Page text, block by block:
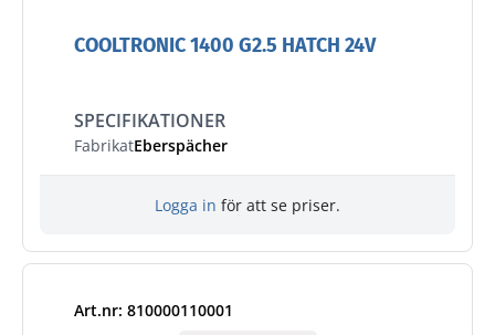
COOLTRONIC 1400 G2.5 HATCH 24V
SPECIFIKATIONER
FabrikatEberspächer
Logga in för att se priser.
Art.nr: 810000110001